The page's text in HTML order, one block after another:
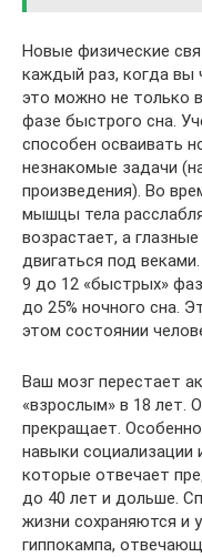
Новые физические
каждый раз, когда вы
это можно не только
фазе быстрого сна.
способен осваивать
незнакомые задачи
произведения). Во
мышцы тела
возрастает, а
двигаться под
9 до 12 «быстрых»
до 25% ночного сна.
этом состоянии
Ваш мозг перестает
«взрослым» в 18 лет.
прекращает.
навыки
которые отвечает
до 40 лет и дольше.
жизни сохраняются и
гиппокампа,